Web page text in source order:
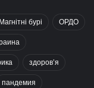
Магнітні бурі ОРДО
здоров’я
пандемия